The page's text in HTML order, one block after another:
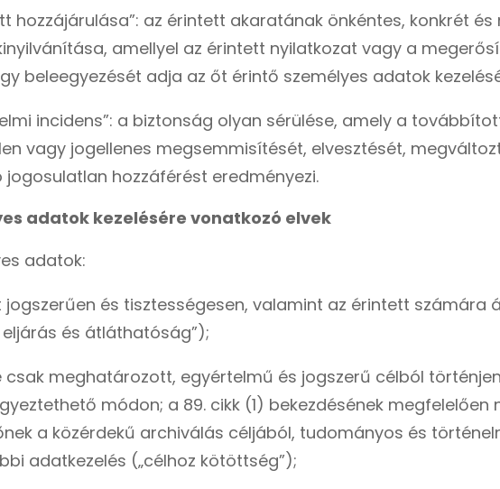
hozzájárulása”: az érintett akaratának önkéntes, konkrét
amellyel az érintett nyilatkozat vagy a
beleegyezését adja az őt érintő személyes adatok
incidens”: a biztonság olyan sérülése, amely a
vagy jogellenes megsemmisítését, elvesztését,
jogosulatlan hozzáférést eredményezi.
adatok kezelésére vonatkozó elvek
adatok:
jogszerűen és tisztességesen, valamint az érintett
és átláthatóság”);
csak meghatározott, egyértelmű és jogszerű célból
módon; a 89. cikk (1) bekezdésének
a közérdekű archiválás céljából, tudományos és
adatkezelés („célhoz kötöttség”);